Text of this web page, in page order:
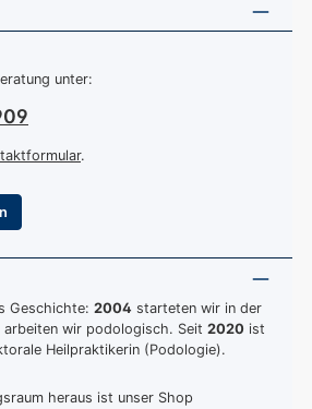
unter:
.
Geschichte: 2004 starteten wir in der
arbeiten wir podologisch. Seit 2020 ist
Heilpraktikerin (Podologie).
heraus ist unser Shop